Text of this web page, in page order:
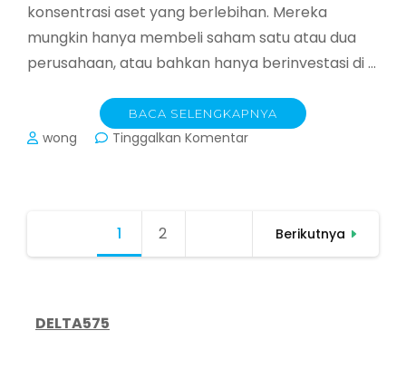
konsentrasi aset yang berlebihan. Mereka
mungkin hanya membeli saham satu atau dua
perusahaan, atau bahkan hanya berinvestasi di …
BACA SELENGKAPNYA
wong Tinggalkan Komentarpada
Telur
dalam
Paginasi Halaman
1 Halaman
2 Berikutnya
DELTA575